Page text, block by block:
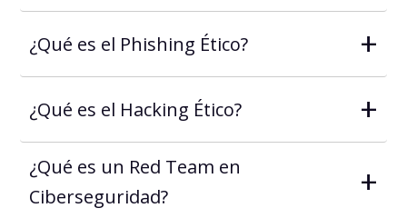
¿Qué es el Phishing Ético? +
¿Qué es el Hacking Ético? +
¿Qué es un Red Team en
Ciberseguridad?
+